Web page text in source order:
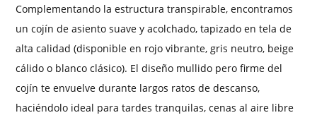
Complementando la estructura transpirable, encontramos
un cojín de asiento suave y acolchado, tapizado en tela de
alta calidad (disponible en rojo vibrante, gris neutro, beige
cálido o blanco clásico). El diseño mullido pero firme del
cojín te envuelve durante largos ratos de descanso,
haciéndolo ideal para tardes tranquilas, cenas al aire libre